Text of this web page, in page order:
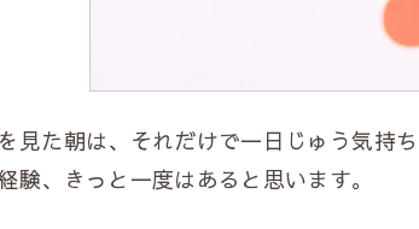
見た朝は、それだけで一日じゅう気持ち
験、きっと一度はあると思います。